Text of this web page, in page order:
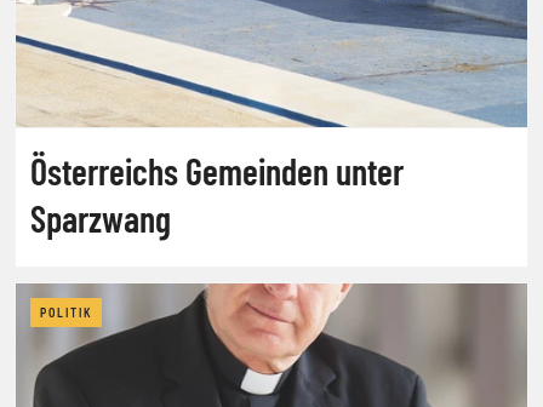
Österreichs Gemeinden unter
Sparzwang
POLITIK